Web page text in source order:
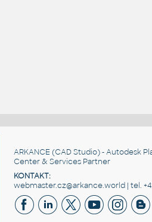
ARKANCE (CAD Studio) - Autodesk
Center & Services Partner
KONTAKT:
webmaster.cz@arkance.world | tel.